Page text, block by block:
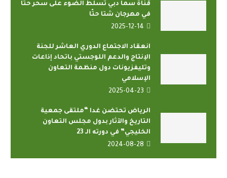
قناة سما دبي تسلط الضوء على سحر حتّا
في مهرجان شتا حتّا
2025-12-14
انعقاد الاجتماع الدوري العاشر للجنة
الإنتاج والدعم اللوجستي باتحاد إذاعات
وتليفزيونات دول منظمة التعاون
الإسلامي
2025-04-23
الرياض تحتضن غدا “ملتقى جمعية
التاريخ والآثار بدول مجلس التعاون
الخليجي” في دورته الـ 23
2024-08-28